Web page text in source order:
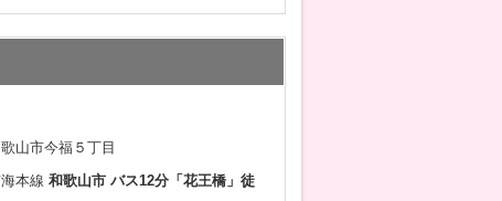
山市今福５丁目
本線 和歌山市 バス12分「花王橋」徒